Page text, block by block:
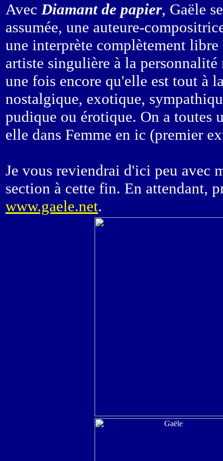
AvecDiamant de papier, Gaële
assumée, une auteure-
une interprète complètement
artiste singulière à la
une fois encore qu'elle est tout à
nostalgique, exotique,
pudique ou érotique. On a toutes
elle dans Femme en ic (premier
Je vous reviendrai d'ici peu avec
section à cette fin. En attendant,
www.gaele.net.